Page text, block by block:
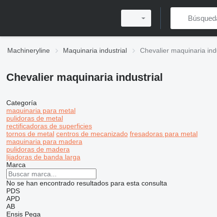
Machineryline Maquinaria industrial Chevalier maquinaria
Chevalier maquinaria industrial
Categoría
maquinaria para metal
pulidoras de metal
rectificadoras de superficies
tornos de metal centros de mecanizado fresadoras para metal
maquinaria para madera
pulidoras de madera
lijadoras de banda larga
Marca
No se han encontrado resultados para esta consulta
PDS
APD
AB
Ensis Pega